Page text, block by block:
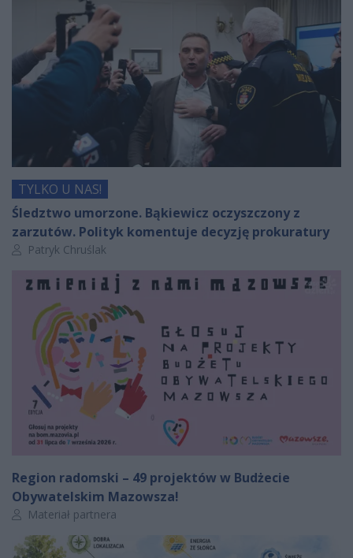
TYLKO U NAS!
Śledztwo umorzone. Bąkiewicz oczyszczony z
zarzutów. Polityk komentuje decyzję prokuratury
Autor artykułu:
Patryk Chruślak
Region radomski – 49 projektów w Budżecie
Obywatelskim Mazowsza!
Autor artykułu:
Materiał partnera